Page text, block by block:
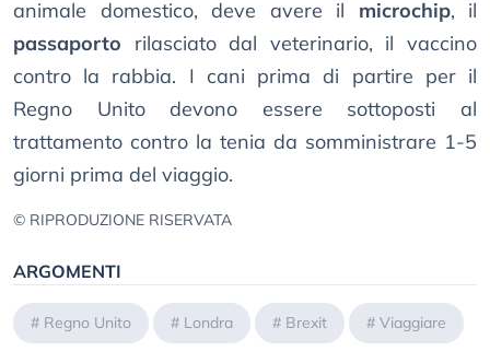
animale domestico, deve avere il microchip, il
passaporto rilasciato dal veterinario, il vaccino
contro la rabbia. I cani prima di partire per il
Regno Unito devono essere sottoposti al
trattamento contro la tenia da somministrare 1-5
giorni prima del viaggio.
© RIPRODUZIONE RISERVATA
ARGOMENTI
# Regno Unito # Londra # Brexit # Viaggiare